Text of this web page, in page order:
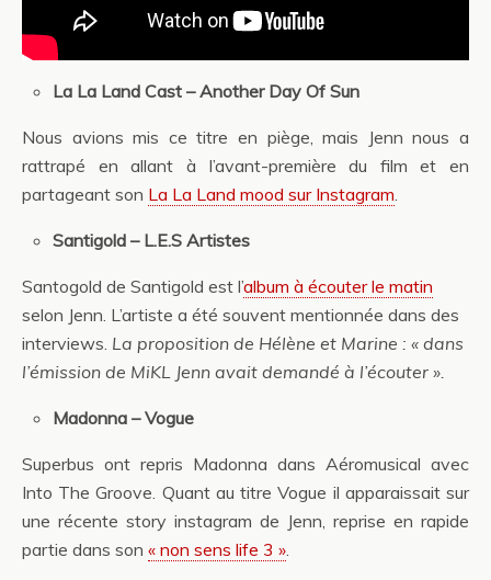
La La Land Cast – Another Day Of Sun
Nous avions mis ce titre en piège, mais Jenn nous a
rattrapé en allant à l’avant-première du film et en
partageant son La La Land mood sur Instagram.
Santigold – L.E.S Artistes
Santogold de Santigold est l’album à écouter le matin
selon Jenn. L’artiste a été souvent mentionnée dans des
interviews. La proposition de Hélène et Marine : « dans
l’émission de MiKL Jenn avait demandé à l’écouter ».
Madonna – Vogue
Superbus ont repris Madonna dans Aéromusical avec
Into The Groove. Quant au titre Vogue il apparaissait sur
une récente story instagram de Jenn, reprise en rapide
partie dans son « non sens life 3 ».